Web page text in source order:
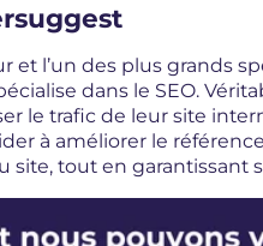
et l’un des plus grands
dans le SEO.
le trafic de leur site
à améliorer le
tout en garantissant